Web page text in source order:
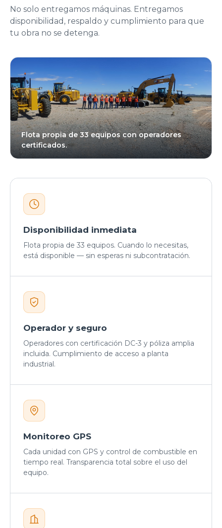
No solo entregamos máquinas. Entregamos
disponibilidad, respaldo y cumplimiento para que
tu obra no se detenga.
Flota propia de 33 equipos con operadores
certificados.
Disponibilidad inmediata
Flota propia de 33 equipos. Cuando lo necesitas,
está disponible — sin esperas ni subcontratación.
Operador y seguro
Operadores con certificación DC-3 y póliza amplia
incluida. Cumplimiento de acceso a planta
industrial.
Monitoreo GPS
Cada unidad con GPS y control de combustible en
tiempo real. Transparencia total sobre el uso del
equipo.